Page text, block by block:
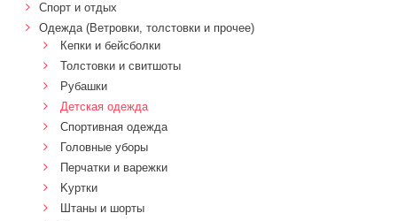
Спорт и отдых
Одежда (Ветровки, толстовки и прочее)
Кепки и бейсболки
Толстовки и свитшоты
Рубашки
Детская одежда
Спортивная одежда
Головные уборы
Перчатки и варежки
Kуртки
Штаны и шорты